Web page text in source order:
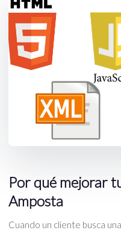
Por qué mejorar
Amposta
Cuando un cliente busca